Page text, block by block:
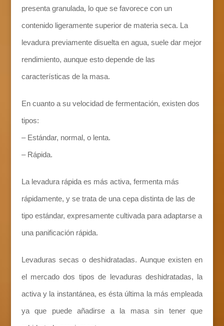
presenta granulada, lo que se favorece con un
contenido ligeramente superior de materia seca. La
levadura previamente disuelta en agua, suele dar mejor
rendimiento, aunque esto depende de las
características de la masa.
En cuanto a su velocidad de fermentación, existen dos
tipos:
– Estándar, normal, o lenta.
– Rápida.
La levadura rápida es más activa, fermenta más
rápidamente, y se trata de una cepa distinta de las de
tipo estándar, expresamente cultivada para adaptarse a
una panificación rápida.
Levaduras secas o deshidratadas. Aunque existen en
el mercado dos tipos de levaduras deshidratadas, la
activa y la instantánea, es ésta última la más empleada
ya que puede añadirse a la masa sin tener que